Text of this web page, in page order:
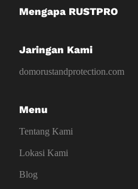
Mengapa RUSTPRO
Jaringan Kami
domorustandprotection.com
Menu
Tentang Kami
Lokasi Kami
Blog